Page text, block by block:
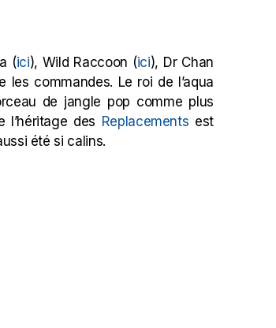
(ici), Wild Raccoon (ici), Dr Chan
les commandes. Le roi de l’aqua
de jangle pop comme plus
l’héritage des Replacements est
été si calins.